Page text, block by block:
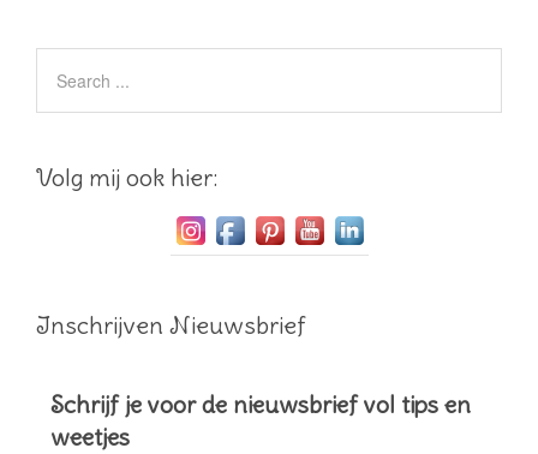
Volg mij ook hier:
Inschrijven Nieuwsbrief
Schrijf je voor de nieuwsbrief vol tips en
weetjes